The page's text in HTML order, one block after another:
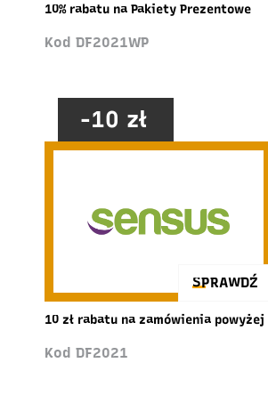
10% rabatu na Pakiety Prezentowe
Kod DF2021WP
-10 zł
SPRAWDŹ
10 zł rabatu na zamówienia powyżej
Kod DF2021